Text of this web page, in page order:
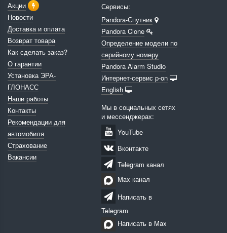
Акции
Новости
Доставка и оплата
Возврат товара
Как сделать заказ?
О гарантии
Установка ЭРА-
ГЛОНАСС
Наши работы
Контакты
Рекомендации для
автомобиля
Страхование
Вакансии
Сервисы:
Pandora-Спутник
Pandora Clone
Определение модели по
серийному номеру
Pandora Alarm Studio
Интернет-сервис p-on
English
Мы в социальных сетях
и мессенджерах:
YouTube
Вконтакте
Telegram канал
Max канал
Написать в
Telegram
Написать в Max